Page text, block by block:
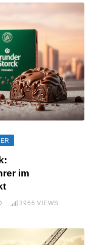
im
3966 VIEWS